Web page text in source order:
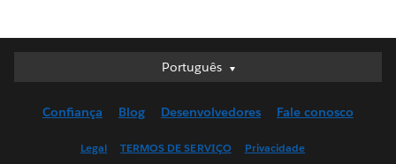
Português
Português
English (UK)
Confiança Blog Desenvolvedores Fale conosco
Legal TERMOS DE SERVIÇO Privacidade